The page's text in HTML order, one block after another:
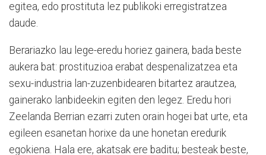
egitea, edo prostituta lez publikoki erregistratzea
daude.
Berariazko lau lege-eredu horiez gainera, bada beste
aukera bat: prostituzioa erabat despenalizatzea eta
sexu-industria lan-zuzenbidearen bitartez arautzea,
gainerako lanbideekin egiten den legez. Eredu hori
Zeelanda Berrian ezarri zuten orain hogei bat urte, eta
egileen esanetan horixe da une honetan eredurik
egokiena. Hala ere, akatsak ere baditu; besteak beste,